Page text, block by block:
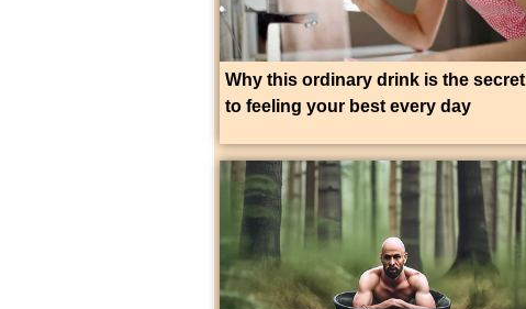
Why this ordinary drink is the secret
to feeling your best every day